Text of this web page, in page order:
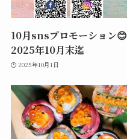
10月snsプロモーション😊
2025年10月末迄
2025年10月1日